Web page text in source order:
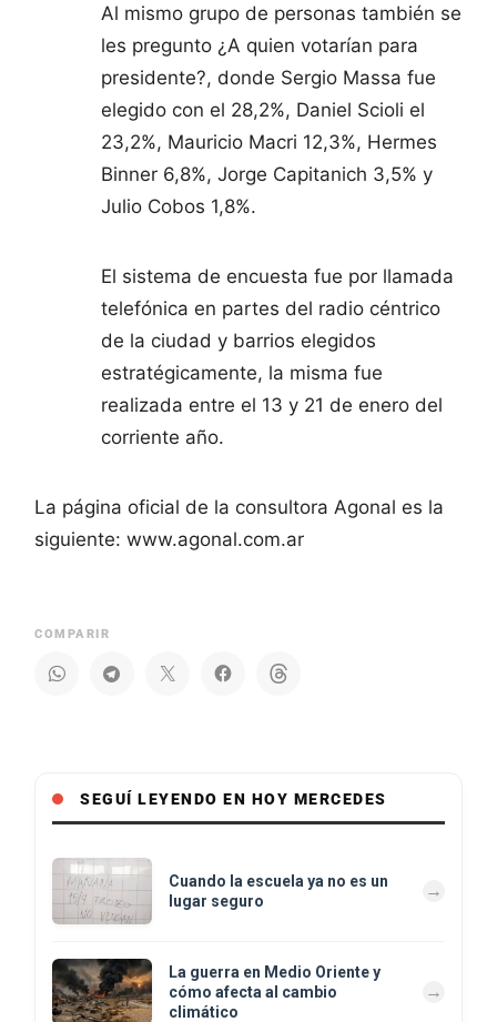
Al mismo grupo de personas también se
les pregunto ¿A quien votarían para
presidente?, donde Sergio Massa fue
elegido con el 28,2%, Daniel Scioli el
23,2%, Mauricio Macri 12,3%, Hermes
Binner 6,8%, Jorge Capitanich 3,5% y
Julio Cobos 1,8%.
El sistema de encuesta fue por llamada
telefónica en partes del radio céntrico
de la ciudad y barrios elegidos
estratégicamente, la misma fue
realizada entre el 13 y 21 de enero del
corriente año.
La página oficial de la consultora Agonal es la
siguiente: www.agonal.com.ar
COMPARIR
SEGUÍ LEYENDO EN HOY MERCEDES
Cuando la escuela ya no es un
lugar seguro
La guerra en Medio Oriente y
cómo afecta al cambio
climático